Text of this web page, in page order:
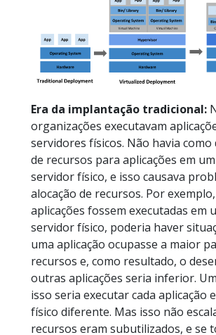
Era da implantação tradicional:
organizações executavam
servidores físicos. Não havia
de recursos para aplicações em
servidor físico, e isso causava
alocação de recursos. Por
aplicações fossem executadas em
servidor físico, poderia haver
uma aplicação ocupasse a maior
recursos e, como resultado, o
outras aplicações seria inferior.
isso seria executar cada aplicação
físico diferente. Mas isso não
recursos eram subutilizados, e se